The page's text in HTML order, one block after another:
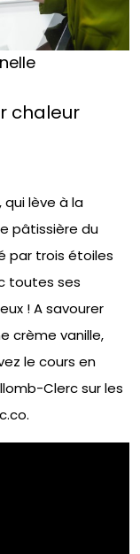
chaleur
lève à la
pâtissière du
par trois étoiles
toutes ses
! A savourer
crème vanille,
le cours en
Clerc sur les